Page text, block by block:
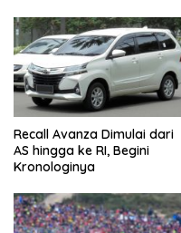
Recall Avanza Dimulai dari
AS hingga ke RI, Begini
Kronologinya